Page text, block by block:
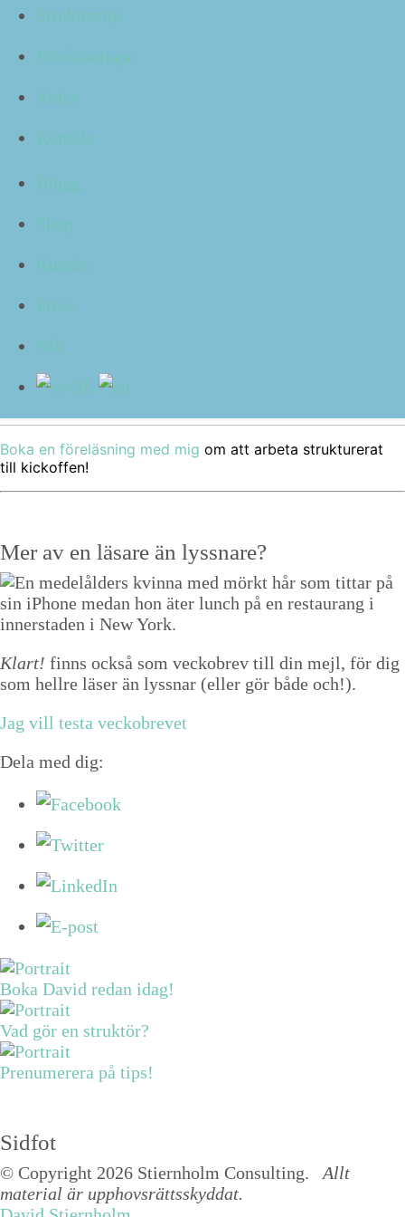
Strukturtips
Föreläsningar
Video
Kontakt
Blogg
Shop
Kunder
Press
Sök
Har du avstämningar med andra i rätt omfat­tning och på
dina återkom­mande avstämningar.
göra det med i rätt omfat­tning och på opti­malt sätt?
ta ett struk­tur­grepp här, så ditt bäs­ta tips kom­mer väl
Boka en föreläs­ning med mig om att arbe­ta struk­tur­erat
till kickoffen!
Mer av en läsare än lyssnare?
Klart! finns också som veckobrev till din mejl, för dig
som hellre läser än lyssnar (eller gör både och!).
Jag vill testa veckobrevet
Dela med dig:
Boka David redan idag!
Vad gör en struktör?
Prenumerera på tips!
Sidfot
© Copyright 2026 Stiernholm Consulting. Allt
material är upphovsrättsskyddat.